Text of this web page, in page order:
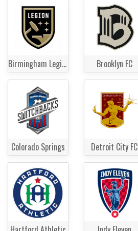
Birmingham Legion Brooklyn FC
Colorado Springs Detroit City FC